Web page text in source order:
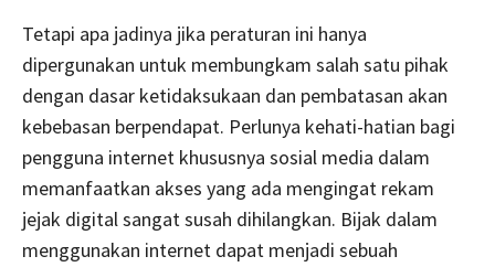
Tetapi apa jadinya jika peraturan ini hanya
dipergunakan untuk membungkam salah satu pihak
dengan dasar ketidaksukaan dan pembatasan akan
kebebasan berpendapat. Perlunya kehati-hatian bagi
pengguna internet khususnya sosial media dalam
memanfaatkan akses yang ada mengingat rekam
jejak digital sangat susah dihilangkan. Bijak dalam
menggunakan internet dapat menjadi sebuah